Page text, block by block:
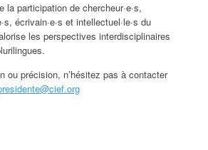
la participation de chercheur·e·s,
écrivain·e·s et intellectuel·le·s du
les perspectives interdisciplinaires
ou précision, n’hésitez pas à contacter